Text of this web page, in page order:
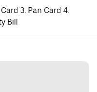
3. Pan Card 4.
Bill